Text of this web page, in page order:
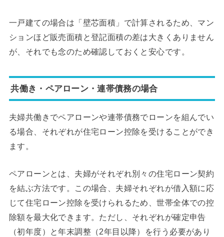
一戸建ての場合は「壁芯面積」で計算されるため、マン
ションほど販売面積と登記面積の差は大きくありません
が、それでも念のため確認しておくと安心です。
共働き・ペアローン・連帯債務の場合
夫婦共働きでペアローンや連帯債務でローンを組んでい
る場合、それぞれが住宅ローン控除を受けることができ
ます。
ペアローンとは、夫婦がそれぞれ別々の住宅ローン契約
を結ぶ方法です。この場合、夫婦それぞれが借入額に応
じて住宅ローン控除を受けられるため、世帯全体での控
除額を最大化できます。ただし、それぞれが確定申告
（初年度）と年末調整（2年目以降）を行う必要があり